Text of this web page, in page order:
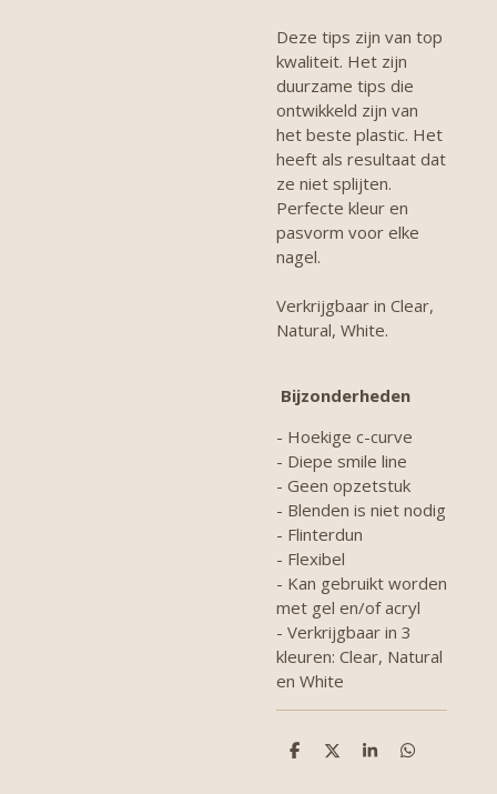
Deze tips zijn van top
kwaliteit. Het zijn
duurzame tips die
ontwikkeld zijn van
het beste plastic. Het
heeft als resultaat dat
ze niet splijten.
Perfecte kleur en
pasvorm voor elke
nagel.
Verkrijgbaar in Clear,
Natural, White.
Bijzonderheden
- Hoekige c-curve
- Diepe smile line
- Geen opzetstuk
- Blenden is niet nodig
- Flinterdun
- Flexibel
- Kan gebruikt worden
met gel en/of acryl
- Verkrijgbaar in 3
kleuren: Clear, Natural
en White
D
D
S
D